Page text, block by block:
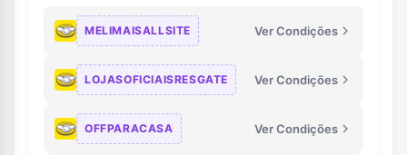
MELIMAISALLSITE Ver Condições
LOJASOFICIAISRESGATE Ver Condições
OFFPARACASA Ver Condições